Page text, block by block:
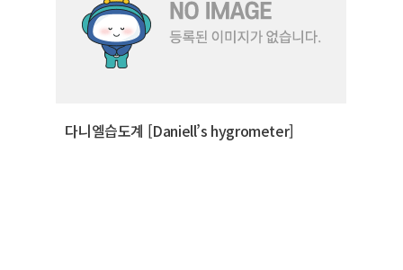
다니엘습도계 [Daniell’s hygrometer]